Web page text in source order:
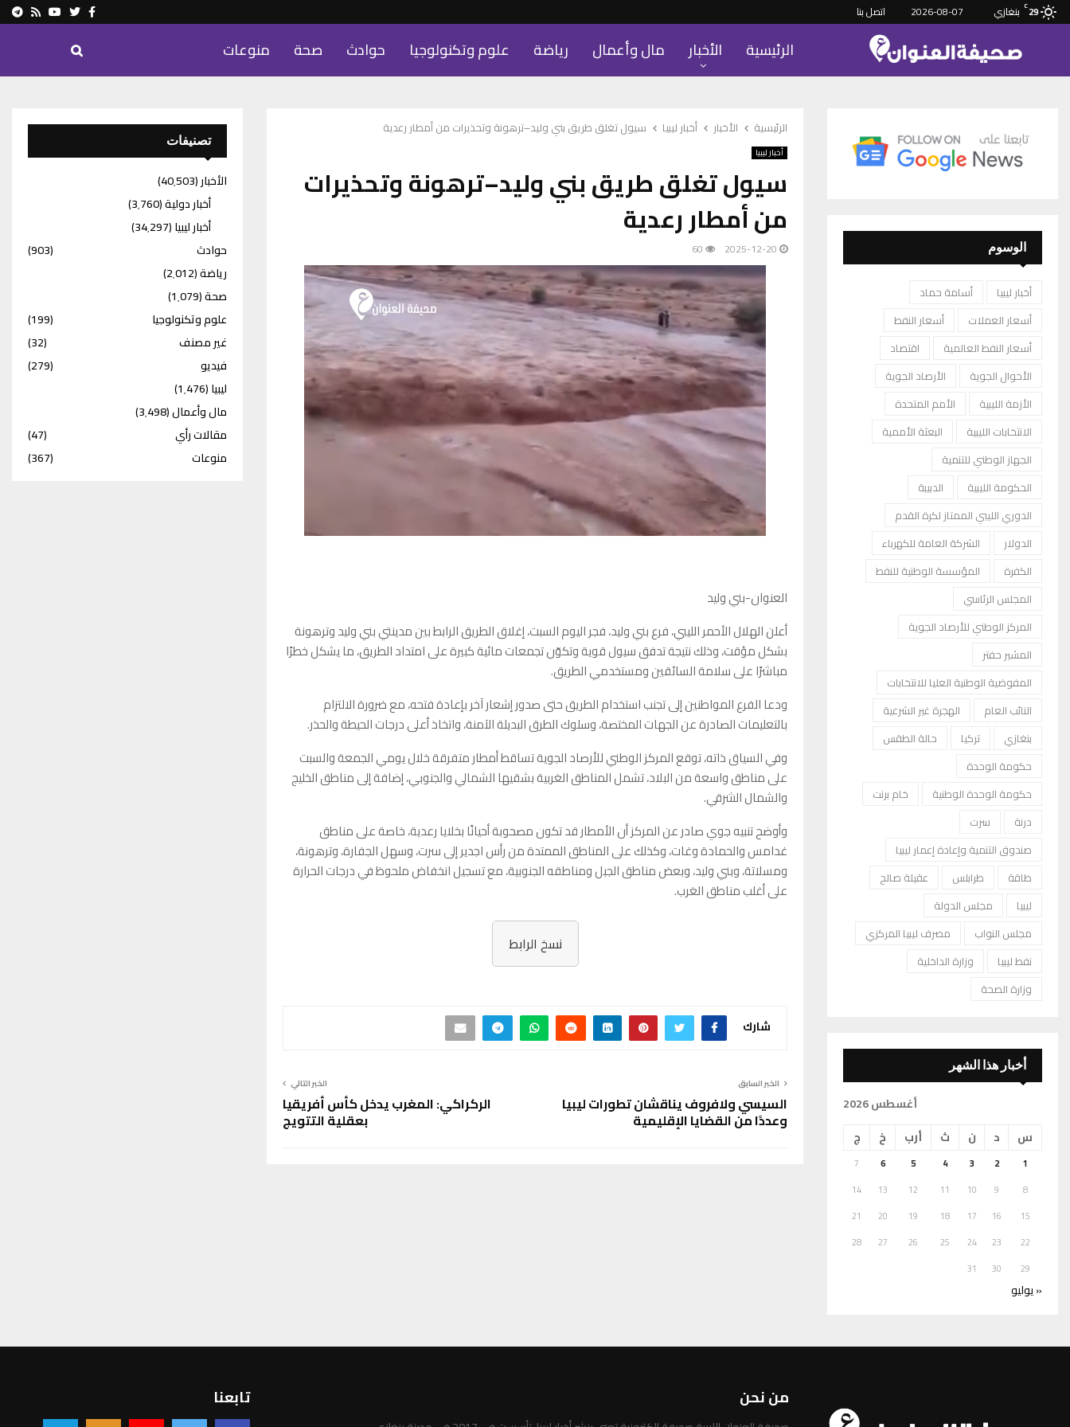
29
C بنغازي 2026-08-07 اتصل بنا Facebook
Twitter
Youtube
Rss
الرئيسية الأخبار مال وأعمال رياضة علوم وتكنولوجيا حوادث صحة منوعات
الرئيسية الأخبار أخبار ليبيا سيول تغلق طريق بني وليد–ترهونة وتحذيرات من أمطار رعدية
أخبار ليبيا
سيول تغلق طريق بني وليد–ترهونة وتحذيرات
من أمطار رعدية
2025-12-20
60
العنوان-بني وليد
أعلن الهلال الأحمر الليبي، فرع بني وليد، فجر اليوم السبت، إغلاق الطريق الرابط بين مدينتي بني وليد وترهونة
بشكل مؤقت، وذلك نتيجة تدفق سيول قوية وتكوّن تجمعات مائية كبيرة على امتداد الطريق، ما يشكل خطرًا
مباشرًا على سلامة السائقين ومستخدمي الطريق.
ودعا الفرع المواطنين إلى تجنب استخدام الطريق حتى صدور إشعار آخر بإعادة فتحه، مع ضرورة الالتزام
بالتعليمات الصادرة عن الجهات المختصة، وسلوك الطرق البديلة الآمنة، واتخاذ أعلى درجات الحيطة والحذر.
وفي السياق ذاته، توقع المركز الوطني للأرصاد الجوية تساقط أمطار متفرقة خلال يومي الجمعة والسبت
على مناطق واسعة من البلاد، تشمل المناطق الغربية بشقيها الشمالي والجنوبي، إضافة إلى مناطق الخليج
والشمال الشرقي.
وأوضح تنبيه جوي صادر عن المركز أن الأمطار قد تكون مصحوبة أحيانًا بخلايا رعدية، خاصة على مناطق
غدامس والحمادة وغات، وكذلك على المناطق الممتدة من رأس اجدير إلى سرت، وسهل الجفارة، وترهونة،
ومسلاتة، وبني وليد، وبعض مناطق الجبل ومناطقه الجنوبية، مع تسجيل انخفاض ملحوظ في درجات الحرارة
على أغلب مناطق الغرب.
نسخ الرابط
شارك
الخبر السابق
السيسي ولافروف يناقشان تطورات ليبيا
وعددًا من القضايا الإقليمية
الخبر التالي
الركراكي: المغرب يدخل كأس أفريقيا
بعقلية التتويج
الوسوم
أخبار ليبيا
أسامة حماد
أسعار العملات
أسعار النفط
أسعار النفط العالمية
اقتصاد
الأحوال الجوية
الأرصاد الجوية
الأزمة الليبية
الأمم المتحدة
الانتخابات الليبية
البعثة الأممية
الجهاز الوطني للتنمية
الحكومة الليبية
الدبيبة
الدوري الليبي الممتاز لكرة القدم
الدولار
الشركة العامة للكهرباء
الكفرة
المؤسسة الوطنية للنفط
المجلس الرئاسي
المركز الوطني للأرصاد الجوية
المشير حفتر
المفوضية الوطنية العليا للانتخابات
النائب العام
الهجرة غير الشرعية
بنغازي
تركيا
حالة الطقس
حكومة الوحدة
حكومة الوحدة الوطنية
خام برنت
درنة
سرت
صندوق التنمية وإعادة إعمار ليبيا
طاقة
طرابلس
عقيلة صالح
ليبيا
مجلس الدولة
مجلس النواب
مصرف ليبيا المركزي
نفط ليبيا
وزارة الداخلية
وزارة الصحة
أخبار هذا الشهر
أغسطس 2026
س
د ن ث أرب خ ج
1
2
3
4
5
6
7
8
9
10
11
12
13
14
15
16
17
18
19
20
21
22
23
24
25
26
27
28
29
30
31
« يوليو
تصنيفات
الأخبار(40٬503)
أخبار دولية(3٬760)
أخبار ليبيا(34٬297)
حوادث
(903)
رياضة(2٬012)
صحة(1٬079)
علوم وتكنولوجيا
(199)
غير مصنف
(32)
فيديو
(279)
ليبيا(1٬476)
مال وأعمال(3٬498)
مقالات رأي
(47)
منوعات
(367)
من نحن تابعنا